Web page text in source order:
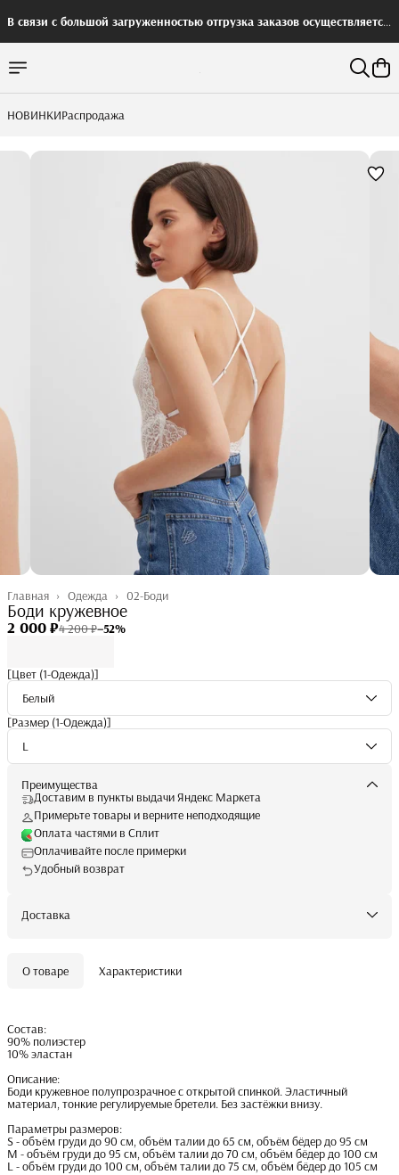
В связи с большой загруженностью отгрузка заказов осуществляется
НОВИНКИРаспродажа
02-Боди
Одежда ›
Главная ›
Боди кружевное
2 000 ₽4 200 ₽−52%
[Цвет (1-Одежда)]
Белый
[Размер (1-Одежда)]
L
Преимущества
Доставим в пункты выдачи Яндекс Маркета
Примерьте товары и верните неподходящие
Оплата частями в Сплит
Оплачивайте после примерки
Удобный возврат
Доставка
О товаре Характеристики
Состав:
90% полиэстер
10% эластан
Описание:
Боди кружевное полупрозрачное с открытой спинкой. Эластичный
материал, тонкие регулируемые бретели. Без застёжки внизу.
Параметры размеров:
S - объём груди до 90 см, объём талии до 65 см, объём бёдер до 95 см
M - объём груди до 95 см, объём талии до 70 см, объём бёдер до 100 см
L - объём груди до 100 см, объём талии до 75 см, объём бёдер до 105 см